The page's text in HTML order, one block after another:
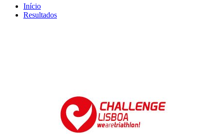
Início
Resultados